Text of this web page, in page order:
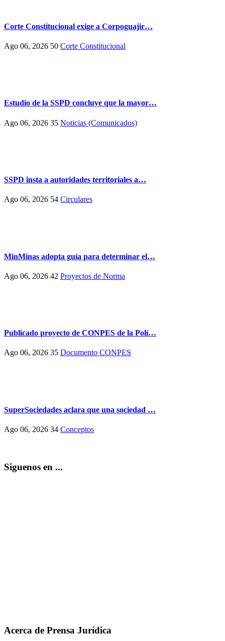
Corte Constitucional exige a Corpoguajir…
Ago 06, 2026 50 Corte Constitucional
Estudio de la SSPD concluye que la mayor…
Ago 06, 2026 35 Noticias (Comunicados)
SSPD insta a autoridades territoriales a…
Ago 06, 2026 54 Circulares
MinMinas adopta guía para determinar el…
Ago 06, 2026 42 Proyectos de Norma
Publicado proyecto de CONPES de la Polí…
Ago 06, 2026 35 Documento CONPES
SuperSociedades aclara que una sociedad …
Ago 06, 2026 34 Conceptos
Siguenos en ...
Acerca de Prensa Jurídica